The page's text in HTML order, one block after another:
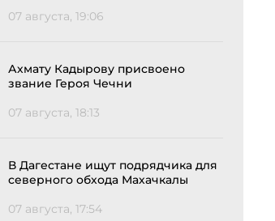
07 августа, 19:06
Ахмату Кадырову присвоено
звание Героя Чечни
07 августа, 18:13
В Дагестане ищут подрядчика для
северного обхода Махачкалы
07 августа, 17:54